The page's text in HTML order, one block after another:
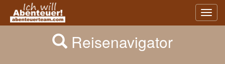
Previous
Reisenavigator